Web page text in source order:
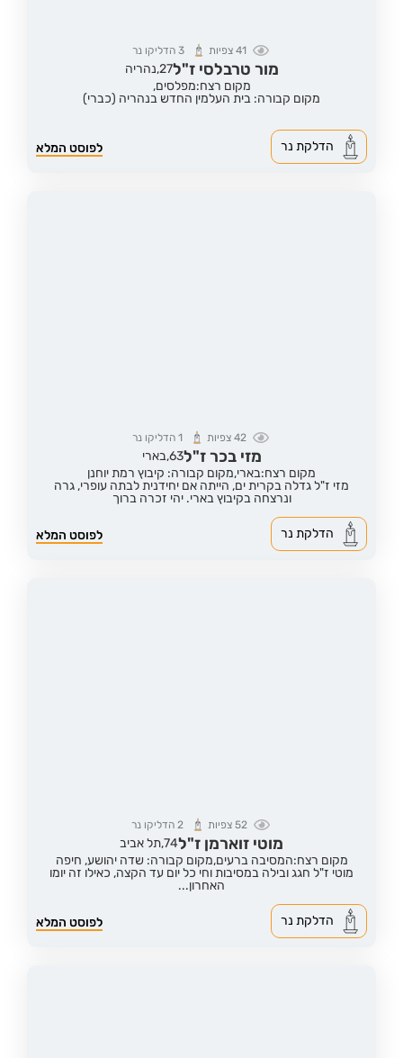
41צפיות 3 הדליקו נר
מור טרבלסי ז"ל27, נהריה
מקום רצח:מפלסים,
מקום קבורה: בית העלמין החדש בנהריה (כברי)
לפוסט המלא הדלקת נר
42צפיות 1 הדליקו נר
מזי בכר ז"ל63,בארי
מקום רצח:בארי,מקום קבורה: קיבוץ רמת יוחנן
מזי ז"ל גדלה בקרית ים, הייתה אם יחידנית לבתה עופרי, גרה
ונרצחה בקיבוץ בארי. יהי זכרה ברוך
לפוסט המלא הדלקת נר
52צפיות 2 הדליקו נר
מוטי זוארמן ז"ל74,תל אביב
מקום רצח:המסיבה ברעים,מקום קבורה: שדה יהושע, חיפה
מוטי ז"ל חגג ובילה במסיבות וחי כל יום עד הקצה, כאילו זה יומו
האחרון...
לפוסט המלא הדלקת נר